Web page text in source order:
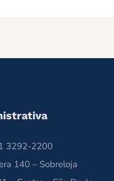
3292-2200
140 – Sobreloja